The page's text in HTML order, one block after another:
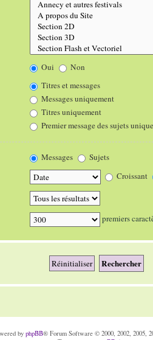
Oui Non
Titres et messages
Messages uniquement
Titres uniquement
Premier message des sujets
Messages Sujets
Croissant
premiers
by phpBB® Forum Software © 2000, 2002, 2005,